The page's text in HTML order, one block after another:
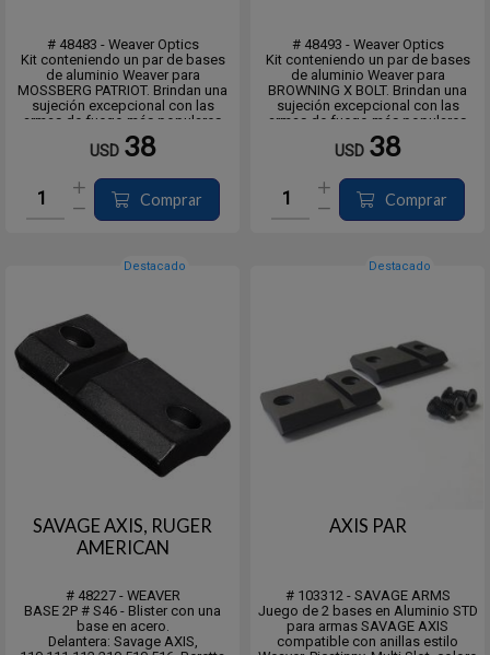
# 48483 - Weaver Optics
Kit conteniendo un par de bases
de aluminio Weaver para
MOSSBERG PATRIOT. Brindan una
sujeción excepcional con las
armas de fuego más populares
disponibles.
Están fabricados con aluminio de
estándares precisos para resistir
un retroceso abusivo si...
USD 38
Comprar
# 48493 - Weaver Optics
Kit conteniendo un par de bases
de aluminio Weaver para
BROWNING X BOLT. Brindan una
sujeción excepcional con las
armas de fuego más populares
disponibles.
Están fabricados con aluminio de
estándares precisos para resistir
un retroceso abusivo sin...
USD 38
Comprar
Destacado
SAVAGE AXIS, RUGER
AMERICAN
# 48227 - WEAVER
BASE 2P # S46 - Blister con una
base en acero.
Delantera: Savage AXIS,
Destacado
AXIS PAR
# 103312 - SAVAGE ARMS
Juego de 2 bases en Aluminio STD
para armas SAVAGE AXIS
compatible con anillas estilo